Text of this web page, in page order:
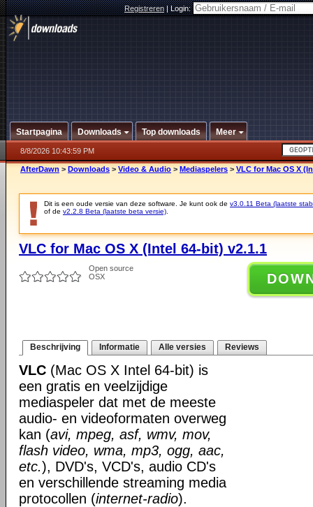
Registreren|Login:
Startpagina Downloads Top downloads Meer
8/8/2026 10:43:59 PM
AfterDawn > Downloads > Video & Audio > Mediaspelers > VLC for Mac OS X
Dit is een oude versie van deze software. Je kunt ook de v3.0.11 Beta (laatste
of de v2.2.8 Beta (laatste beta versie)
VLC for Mac OS X (Intel 64-bit) v2.1.1
Open source
OSX
Beschrijving Informatie Alle versies Reviews
VLC (Mac OS X Intel 64-bit) is
een gratis en veelzijdige
mediaspeler dat met de meeste
audio- en videoformaten overweg
kan (avi, mpeg, asf, wmv, mov,
flash video, wma, mp3, ogg, aac,
etc.), DVD's, VCD's, audio CD's
en verschillende streaming media
protocollen (internet-radio).